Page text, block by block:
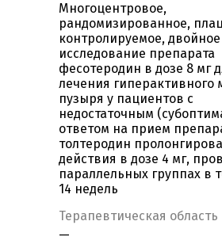
Многоцентровое,
рандомизированное,
контролируемое,
исследование препарата
фесотеродин в дозе 8 мг
лечения гиперактивного
пузыря у пациентов с
недостаточным
ответом на прием
толтеродин
действия в дозе 4 мг,
параллельных группах в
14 недель
Терапевтическая область
—